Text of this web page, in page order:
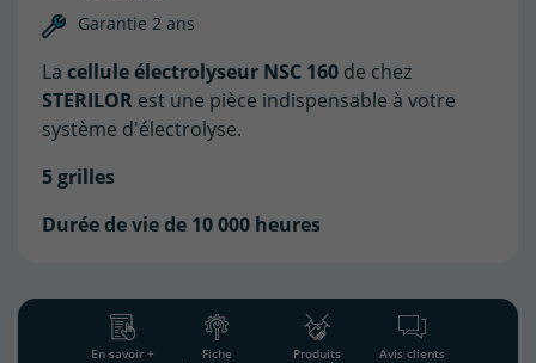
Garantie 2 ans
La cellule électrolyseur NSC 160 de chez
STERILOR est une pièce indispensable à votre
système d'électrolyse.
5 grilles
Durée de vie de 10 000 heures
En savoir + Fiche Produits Avis clients